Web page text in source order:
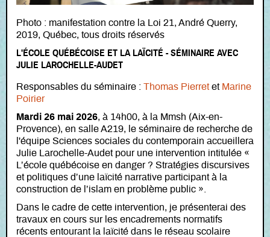
Photo : manifestation contre la Loi 21, André Querry,
2019, Québec, tous droits réservés
L'ÉCOLE QUÉBÉCOISE ET LA LAÏCITÉ - SÉMINAIRE AVEC
JULIE LAROCHELLE-AUDET
Responsables du séminaire : Thomas Pierretet Marine
Poirier
Mardi 26 mai 2026, à 14h00, à la Mmsh (Aix-en-
Provence), en salle A219, le séminaire de recherche de
l'équipe Sciences sociales du contemporain accueillera
Julie Larochelle-Audet pour une intervention intitulée «
L’école québécoise en danger ? Stratégies discursives
et politiques d’une laïcité narrative participant à la
construction de l’islam en problème public ».
Dans le cadre de cette intervention, je présenterai des
travaux en cours sur les encadrements normatifs
récents entourant la laïcité dans le réseau scolaire